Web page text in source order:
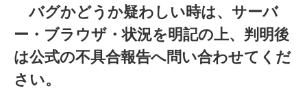
バグかどうか疑わしい時は、サーバ
ー・ブラウザ・状況を明記の上、判明後
は公式の不具合報告へ問い合わせてくだ
さい。